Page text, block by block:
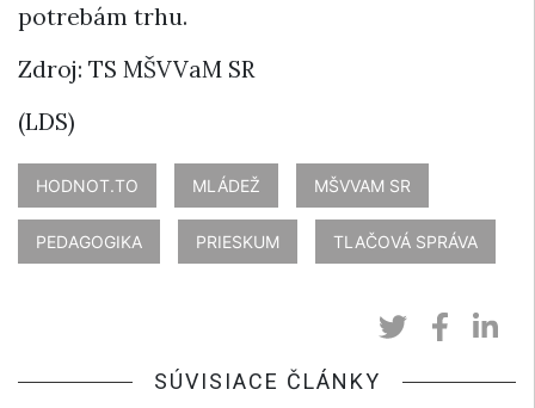
potrebám trhu.
Zdroj: TS MŠVVaM SR
(LDS)
HODNOT.TO MLÁDEŽ MŠVVAM SR
PEDAGOGIKA PRIESKUM TLAČOVÁ SPRÁVA
SÚVISIACE ČLÁNKY